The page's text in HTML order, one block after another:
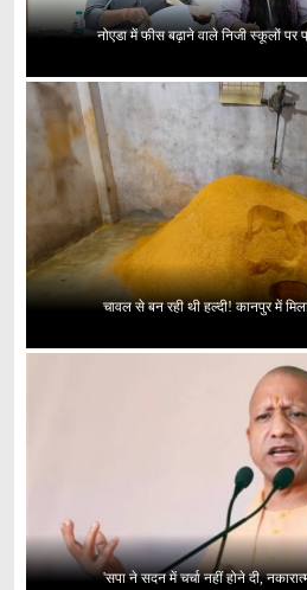
नोएडा में फीस बढ़ाने वाले निजी स्कूलों पर
चावल से बन रही थी हल्दी! कानपुर में
'सपा ने सदन में चर्चा नहीं होने दी,